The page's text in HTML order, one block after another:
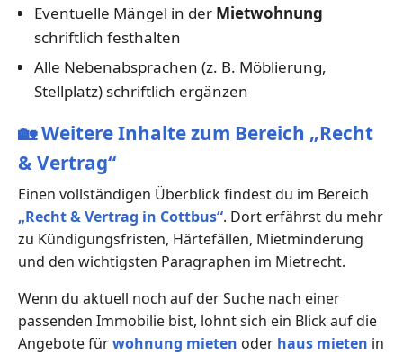
Eventuelle Mängel in der Mietwohnung
schriftlich festhalten
Alle Nebenabsprachen (z. B. Möblierung,
Stellplatz) schriftlich ergänzen
🏡Weitere Inhalte zum Bereich „Recht
& Vertrag“
Einen vollständigen Überblick findest du im Bereich
„Recht & Vertrag in Cottbus“. Dort erfährst du mehr
zu Kündigungsfristen, Härtefällen, Mietminderung
und den wichtigsten Paragraphen im Mietrecht.
Wenn du aktuell noch auf der Suche nach einer
passenden Immobilie bist, lohnt sich ein Blick auf die
Angebote fürwohnung mieten oder haus mieten in